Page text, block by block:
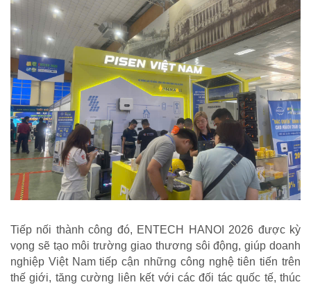
Tiếp nối thành công đó, ENTECH HANOI 2026 được kỳ
vọng sẽ tạo môi trường giao thương sôi động, giúp doanh
nghiệp Việt Nam tiếp cận những công nghệ tiên tiến trên
thế giới, tăng cường liên kết với các đối tác quốc tế, thúc